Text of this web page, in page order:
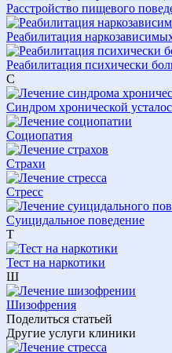
Расстройство пищевого
Реабилитация
Реабилитация психически
С
Синдром хронической
Социопатия
Страхи
Стресс
Суицидальное поведение
Т
Тест на наркотики
Ш
Шизофрения
Поделиться статьей
Другие услуги клиники